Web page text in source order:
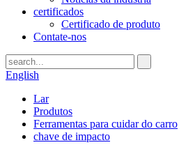
certificados
Certificado de produto
Contate-nos
English
Lar
Produtos
Ferramentas para cuidar do carro
chave de impacto